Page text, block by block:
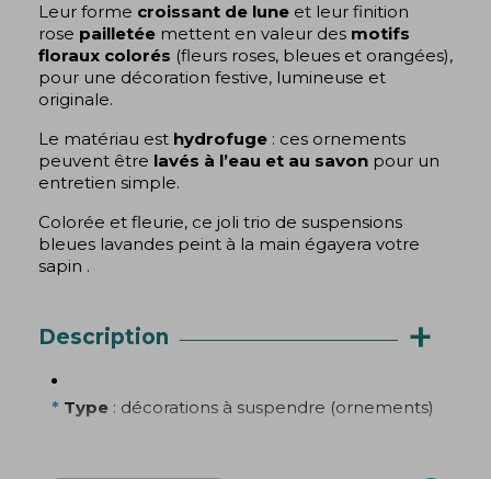
Leur forme croissant de lune et leur finition
rose pailletée mettent en valeur des motifs
floraux colorés (fleurs roses, bleues et orangées),
pour une décoration festive, lumineuse et
originale.
Le matériau est hydrofuge : ces ornements
peuvent être lavés à l’eau et au savon pour un
entretien simple.
Colorée et fleurie, ce joli trio de suspensions
bleues lavandes peint à la main égayera votre
sapin .
Description +
* Type : décorations à suspendre (ornements)